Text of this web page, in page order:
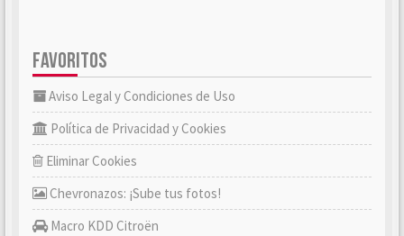
FAVORITOS
Aviso Legal y Condiciones de Uso
Política de Privacidad y Cookies
Eliminar Cookies
Chevronazos: ¡Sube tus fotos!
Macro KDD Citroën